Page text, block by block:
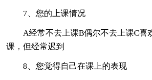
7、您的上课情况
A经常不去上课B偶尔不去上课C喜
课，但经常迟到
8、您觉得自己在课上的表现